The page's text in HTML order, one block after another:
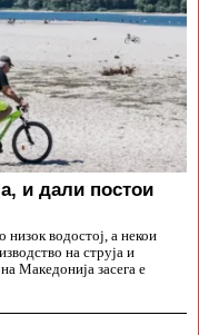
и дали постои
водостој, а некои
на струја и
Македонија засега е